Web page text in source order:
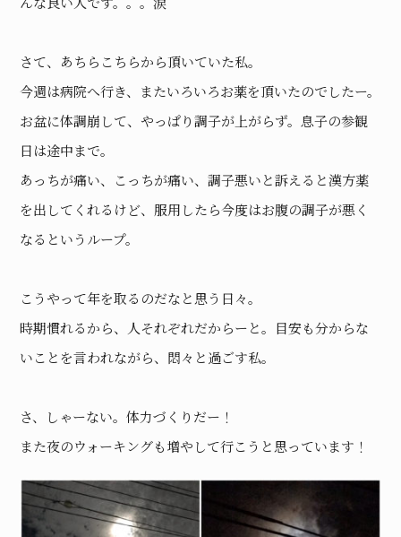
さて、あちらこちらから頂いていた私。
今週は病院へ行き、またいろいろお薬を頂いたのでしたー。
お盆に体調崩して、やっぱり調子が上がらず。息子の参観
日は途中まで。
あっちが痛い、こっちが痛い、調子悪いと訴えると漢方薬
を出してくれるけど、服用したら今度はお腹の調子が悪く
なるというループ。
こうやって年を取るのだなと思う日々。
時期慣れるから、人それぞれだからーと。目安も分からな
いことを言われながら、悶々と過ごす私。
さ、しゃーない。体力づくりだー！
また夜のウォーキングも増やして行こうと思っています！